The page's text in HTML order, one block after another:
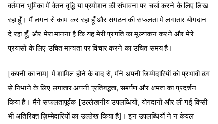
वर्तमान भूमिका में वेतन वृद्धि या प्रमोशन की संभावना पर चर्चा करने के लिए लिख
रहा हूँ। मैं लगन से काम कर रहा हूँ और संगठन की सफलता में लगातार योगदान
दे रहा हूँ, और मेरा मानना है कि यह मेरी प्रगति का मूल्यांकन करने और मेरे
प्रयासों के लिए उचित मान्यता पर विचार करने का उचित समय है।
[कंपनी का नाम] में शामिल होने के बाद से, मैंने अपनी जिम्मेदारियों को प्रभावी ढंग
से निभाने के लिए लगातार अपनी प्रतिबद्धता, समर्पण और क्षमता का प्रदर्शन
किया है। मैंने सफलतापूर्वक [उल्लेखनीय उपलब्धियों, योगदानों और ली गई किसी
भी अतिरिक्त ज़िम्मेदारियों का उल्लेख किया है]। इन उपलब्धियों ने न केवल